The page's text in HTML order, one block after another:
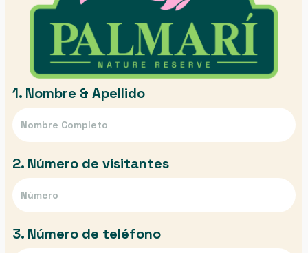
1. Nombre & Apellido
2. Número de visitantes
3. Número de teléfono